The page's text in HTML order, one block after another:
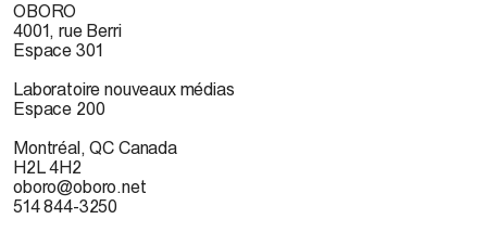
OBORO
4001, rue Berri
Espace 301
Laboratoire nouveaux médias
Espace 200
Montréal, QC Canada
H2L 4H2
oboro@oboro.net
514 844-3250